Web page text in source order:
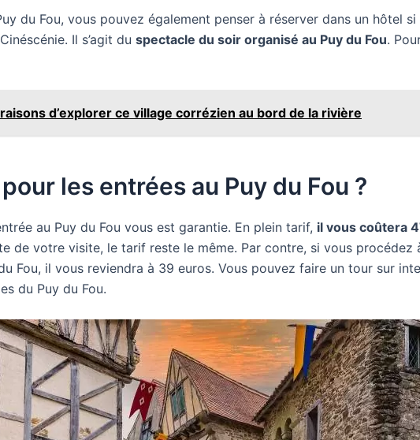
du Fou, vous pouvez également penser à réserver dans un hôtel
Il s’agit du spectacle du soir organisé au Puy du Fou.
d’explorer ce village corrézien au bord de la rivière
les entrées au Puy du Fou ?
au Puy du Fou vous est garantie. En plein tarif, il vous coûtera
de votre visite, le tarif reste le même. Par contre, si vous
Fou, il vous reviendra à 39 euros. Vous pouvez faire un tour sur
du Puy du Fou.